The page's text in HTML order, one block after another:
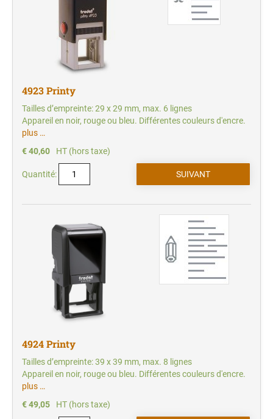
4923 Printy
Tailles d’empreinte: 29 x 29 mm, max. 6 lignes
Appareil en noir, rouge ou bleu. Différentes couleurs d'encre.
plus …
€ 40,60
HT (hors taxe)
Quantité:
4924 Printy
Tailles d’empreinte: 39 x 39 mm, max. 8 lignes
Appareil en noir, rouge ou bleu. Différentes couleurs d'encre.
plus …
€ 49,05
HT (hors taxe)